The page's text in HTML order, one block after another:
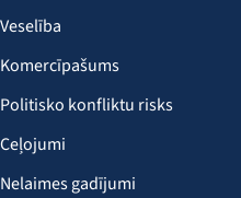
Veselība
Komercīpašums
Politisko konfliktu risks
Ceļojumi
Nelaimes gadījumi